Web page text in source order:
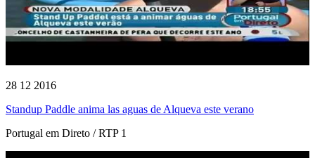
28 12 2016
Standup Paddle anima las aguas de Alqueva este verano
Portugal em Direto / RTP 1